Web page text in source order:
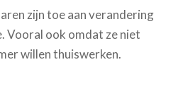
zijn toe aan verandering
Vooral ook omdat ze niet
willen thuiswerken.